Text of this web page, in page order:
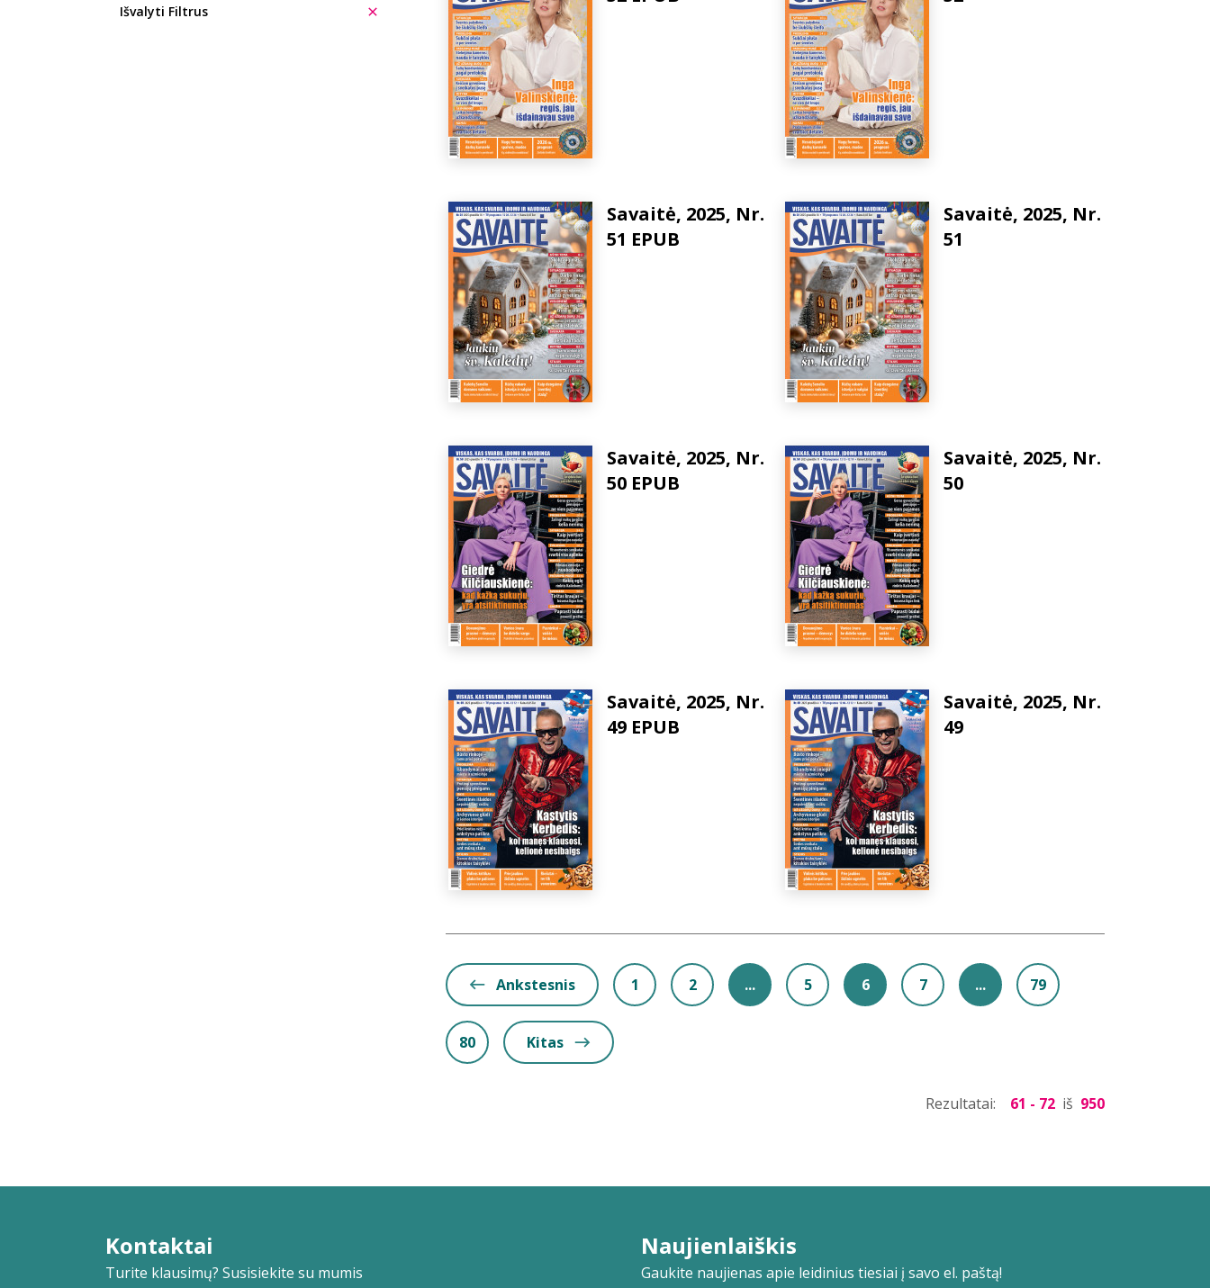
Išvalyti Filtrus
Savaitė, 2025, Nr.
51 EPUB
Savaitė, 2025, Nr.
51
Savaitė, 2025, Nr.
50 EPUB
Savaitė, 2025, Nr.
50
Savaitė, 2025, Nr.
49 EPUB
Savaitė, 2025, Nr.
49
Ankstesnis 1 2 ... 5 6 7 ... 79
80 Kitas
Rezultatai: 61 - 72 iš 950
Kontaktai
Turite klausimų? Susisiekite su mumis
Naujienlaiškis
Gaukite naujienas apie leidinius tiesiai į savo el. paštą!